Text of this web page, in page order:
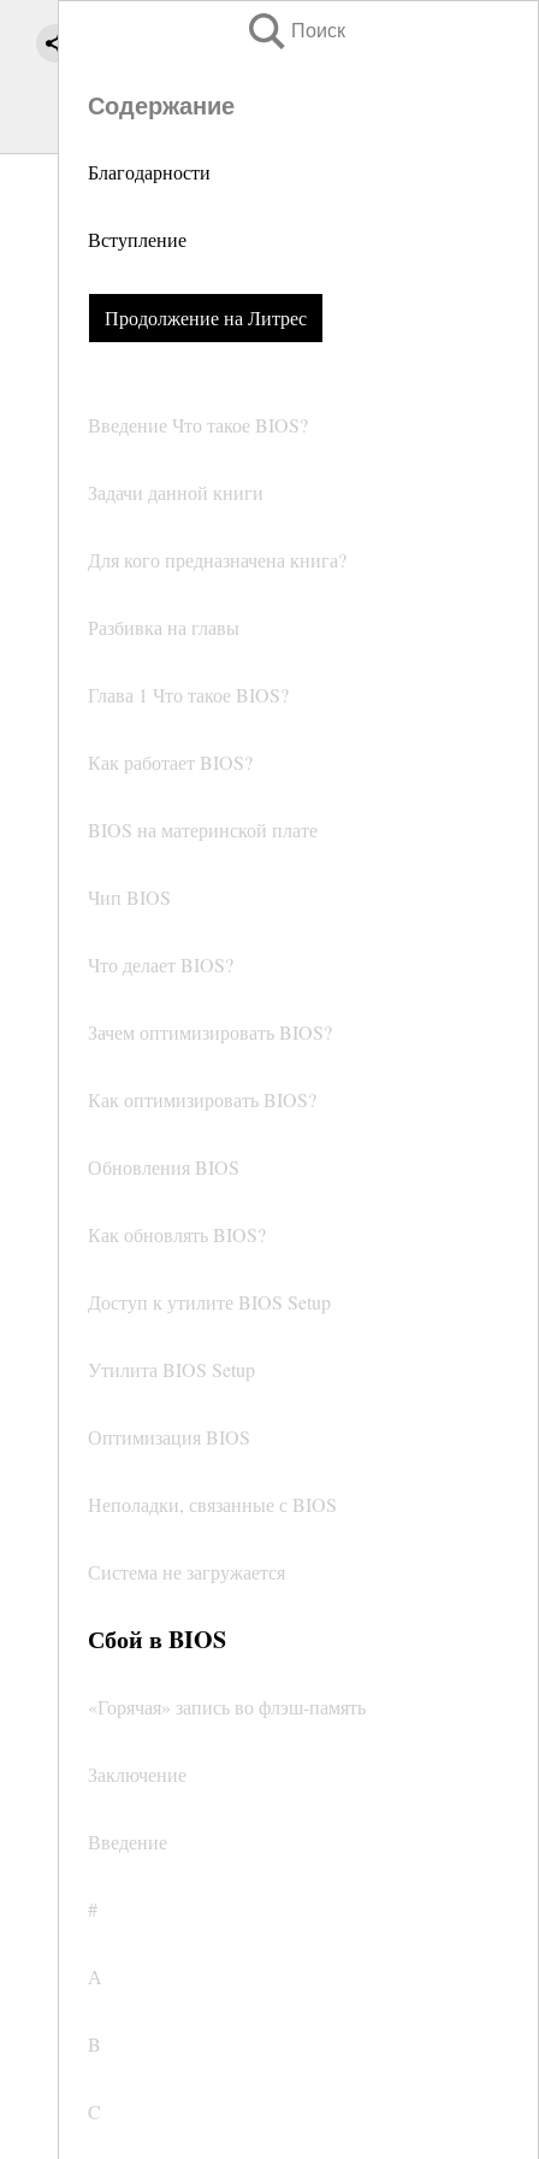
Поиск
Содержание
Благодарности
Вступление
Продолжение на Литрес
Введение Что такое BIOS?
Задачи данной книги
Для кого предназначена книга?
Разбивка на главы
Глава 1 Что такое BIOS?
Как работает BIOS?
BIOS на материнской плате
Чип BIOS
Что делает BIOS?
Зачем оптимизировать BIOS?
Как оптимизировать BIOS?
Обновления BIOS
Как обновлять BIOS?
Доступ к утилите BIOS Setup
Утилита BIOS Setup
Оптимизация BIOS
Неполадки, связанные с BIOS
Система не загружается
Сбой в BIOS
«Горячая» запись во флэш-память
Заключение
Введение
#
А
B
C